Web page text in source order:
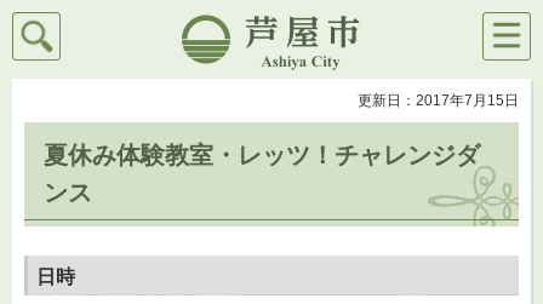
芦屋市
検索
メニ
ュー
更新日：2017年7月15日
夏休み体験教室・レッツ！チャレンジダ
ンス
日時